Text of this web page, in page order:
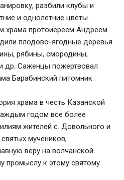
разбили клубы и
и однолетние цветы.
храма протоиереем Андреем
плодово-ягодные деревья
рябины, смородины,
др. Саженцы пожертвовал
Барабинский питомник
храма в честь Казанской
годом все более
жителей с. Довольного и
мучеников,
веру на волчанской
промыслу к этому святому